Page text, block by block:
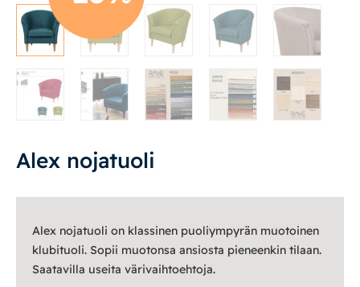
Mekanismituolit
Mekanismituolit
Makuuhuone
Pöydät ja tuolit
Säilytys
Työpöydät ja työtuolit
Alex nojatuoli
Alex nojatuoli on klassinen puoliympyrän muotoinen
klubituoli. Sopii muotonsa ansiosta pieneenkin tilaan.
Saatavilla useita värivaihtoehtoja.